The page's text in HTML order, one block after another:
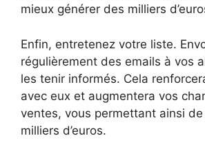
mieux générer des milliers
Enfin, entretenez votre liste.
régulièrement des emails à vos
les tenir informés. Cela
avec eux et augmentera vos
ventes, vous permettant ainsi
milliers d’euros.